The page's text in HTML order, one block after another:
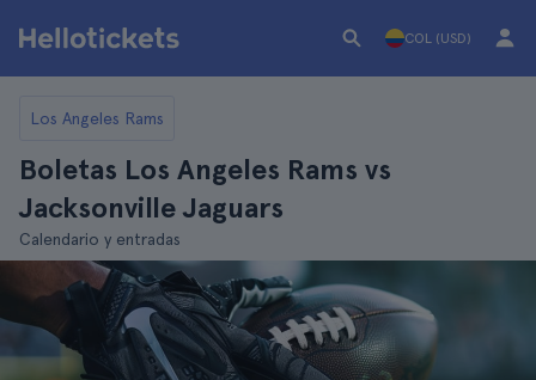
COL (USD)
Los Angeles Rams
Boletas Los Angeles Rams vs
Jacksonville Jaguars
Calendario y entradas